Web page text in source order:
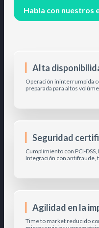
Habla con nuestros
Alta
Operación ininterrumpida
preparada para altos
Seguridad
Cumplimiento con PCI-DSS,
Integración con antifraude,
Agilidad en la
Time to market reducido